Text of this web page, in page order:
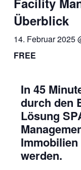
Überblick
14. Februar 2025
FREE
In 45
durch den
Lösung
werden.